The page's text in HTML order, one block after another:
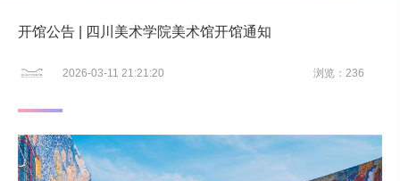
开馆公告 | 四川美术学院美术馆开馆通知
2026-03-11 21:21:20 浏览：236